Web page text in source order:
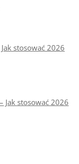
stosować 2026
Jak stosować 2026